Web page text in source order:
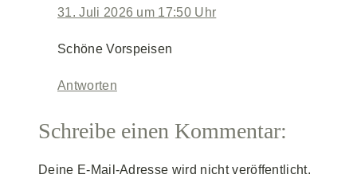
31. Juli 2026 um 17:50 Uhr
Schöne Vorspeisen
Antworten
Schreibe einen Kommentar:
Deine E-Mail-Adresse wird nicht veröffentlicht.